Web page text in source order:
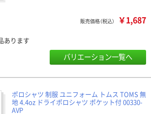
販売価格（税込） ￥1,687
あります
バリエーション一覧へ
ポロシャツ 制服 ユニフォーム トムス TOMS 無
地 4.4oz ドライポロシャツ ポケット付 00330-
AVP